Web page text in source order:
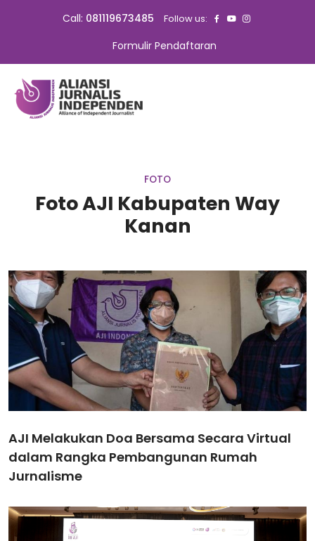
Call: 081119673485 Follow us:
Formulir Pendaftaran
FOTO
Foto AJI Kabupaten Way
Kanan
AJI Melakukan Doa Bersama Secara Virtual
dalam Rangka Pembangunan Rumah
Jurnalisme